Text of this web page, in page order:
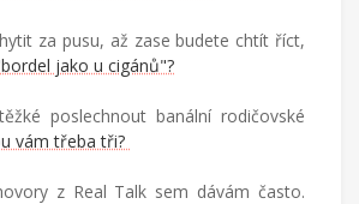
za pusu, až zase budete chtít říct,
jako u cigánů"?
poslechnout banální rodičovské
vám třeba tři?
z Real Talk sem dávám často.